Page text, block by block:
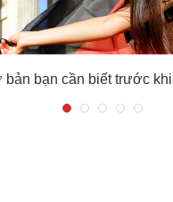
bản bạn cần biết trước